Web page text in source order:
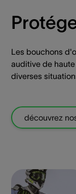
Les bouchons
auditive de
diverses
découvrez